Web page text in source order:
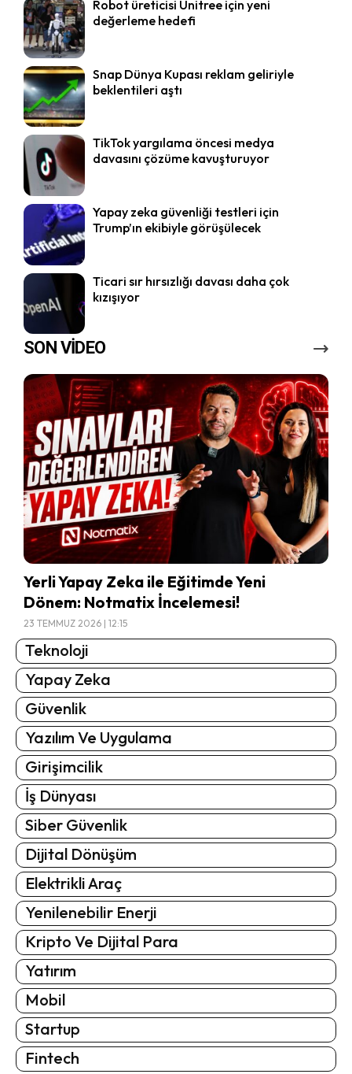
Robot üreticisi Unitree için yeni
değerleme hedefi
Snap Dünya Kupası reklam geliriyle
beklentileri aştı
TikTok yargılama öncesi medya
davasını çözüme kavuşturuyor
Yapay zeka güvenliği testleri için
Trump’ın ekibiyle görüşülecek
Ticari sır hırsızlığı davası daha çok
kızışıyor
SON VİDEO
Yerli Yapay Zeka ile Eğitimde Yeni
Dönem: Notmatix İncelemesi!
23 TEMMUZ 2026 | 12:15
Teknoloji
Yapay Zeka
Güvenlik
Yazılım Ve Uygulama
Girişimcilik
İş Dünyası
Siber Güvenlik
Dijital Dönüşüm
Elektrikli Araç
Yenilenebilir Enerji
Kripto Ve Dijital Para
Yatırım
Mobil
Startup
Fintech